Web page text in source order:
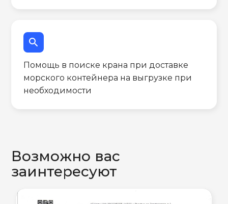
search
Помощь в поиске крана при доставке
морского контейнера на выгрузке при
необходимости
Возможно вас
заинтересуют